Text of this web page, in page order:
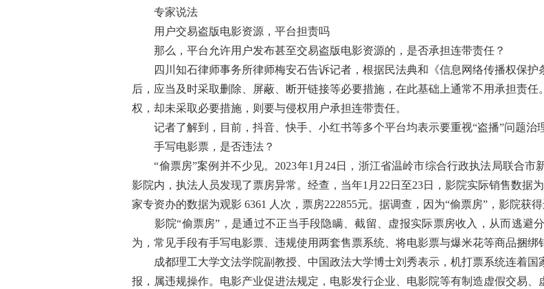
专家说法
用户交易盗版电影资源，平台担责吗
那么，平台允许用户发布甚至交易盗版电影资源的，是否承担连带责任？
四川知石律师事务所律师梅安石告诉记者，根据民法典和《信息网络传播权保护
后，应当及时采取删除、屏蔽、断开链接等必要措施，在此基础上通常不用承担责
权，却未采取必要措施，则要与侵权用户承担连带责任。
记者了解到，目前，抖音、快手、小红书等多个平台均表示要重视“盗播”问题治
手写电影票，是否违法？
“偷票房”案例并不少见。2023年1月24日，浙江省温岭市综合行政执法局联合市
影院内，执法人员发现了票房异常。经查，当年1月22日至23日，影院实际销售数据
家专资办的数据为观影 6361 人次，票房222855元。据调查，因为“偷票房”，影院获得
影院“偷票房”，是通过不正当手段隐瞒、截留、虚报实际票房收入，从而逃避
为，常见手段有手写电影票、违规使用两套售票系统、将电影票与爆米花等商品捆绑
成都理工大学文法学院副教授、中国政法大学博士刘秀表示，机打票系统连着国
报，属违规操作。电影产业促进法规定，电影发行企业、电影院等有制造虚假交易